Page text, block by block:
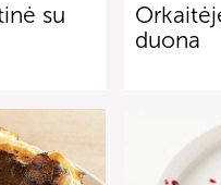
su
duona